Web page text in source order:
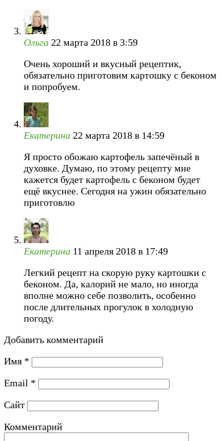
Ольга 22 марта 2018 в 3:59
Очень хороший и вкусный рецептик,
обязательно приготовим картошку с беконом
и попробуем.
Екатерина 22 марта 2018 в 14:59
Я просто обожаю картофель запечёный в
духовке. Думаю, по этому рецепту мне
кажется будет картофель с беконом будет
ещё вкуснее. Сегодня на ужин обязательно
приготовлю
Екатерина 11 апреля 2018 в 17:49
Легкий рецепт на скорую руку картошки с
беконом. Да, калорий не мало, но иногда
вполне можно себе позволить, особенно
после длительных прогулок в холодную
погоду.
Добавить комментарий
Имя *
Email *
Сайт
Комментарий